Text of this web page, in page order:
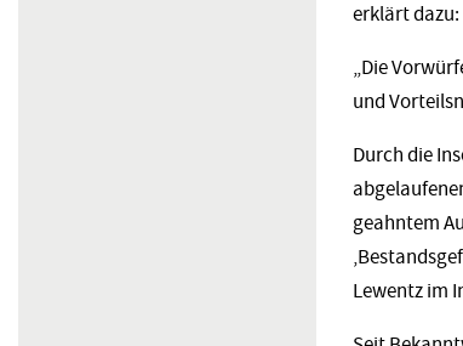
erklärt dazu:
„Die
und
Durch die
geahntem
Lewentz im